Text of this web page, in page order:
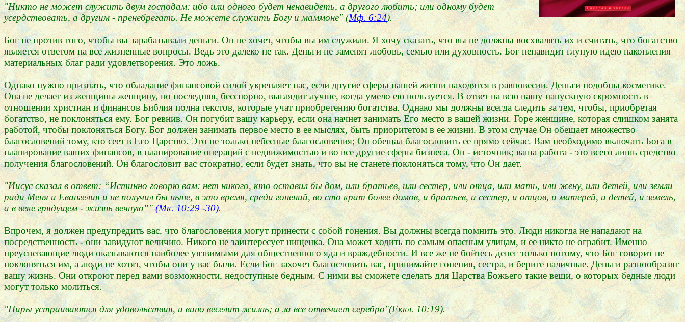
"Никто не может служить двум господам: ибо или одного будет ненавидеть, а другого любить; или одному будет
усердствовать, а другим - пренебрегать. Не можете служить Богу и маммоне" (Мф. 6:24).
Бог не против того, чтобы вы зарабатывали деньги. Он не хочет, чтобы вы им служили. Я хочу сказать, что вы не должны восхвалять их и считать, что богатство
является ответом на все жизненные вопросы. Ведь это далеко не так. Деньги не заменят любовь, семью или духовность. Бог ненавидит глупую идею накопления
материальных благ ради удовлетворения. Это ложь.
Однако нужно признать, что обладание финансовой силой укрепляет нас, если другие сферы нашей жизни находятся в равновесии. Деньги подобны косметике.
Она не делает из женщины женщину, но последняя, бесспорно, выглядит лучше, когда умело ею пользуется. В ответ на всю нашу напускную скромность в
отношении христиан и финансов Библия полна текстов, которые учат приобретению богатства. Однако мы должны всегда следить за тем, чтобы, приобретая
богатство, не поклоняться ему. Бог ревнив. Он погубит вашу карьеру, если она начнет занимать Его место в вашей жизни. Горе женщине, которая слишком занята
работой, чтобы поклоняться Богу. Бог должен занимать первое место в ее мыслях, быть приоритетом в ее жизни. В этом случае Он обещает множество
благословений тому, кто сеет в Его Царство. Это не только небесные благословения; Он обещал благословить ее прямо сейчас. Вам необходимо включать Бога в
планирование ваших финансов, в планирование операций с недвижимостью и во все другие сферы бизнеса. Он - источник; ваша работа - это всего лишь средство
получения благословений. Он благословит вас стократно, если будет знать, что вы не станете поклоняться тому, что Он дает.
"Иисус сказал в ответ: “Истинно говорю вам: нет никого, кто оставил бы дом, или братьев, или сестер, или отца, или мать, или жену, или детей, или земли
ради Меня и Евангелия и не получил бы ныне, в это время, среди гонений, во сто крат более домов, и братьев, и сестер, и отцов, и матерей, и детей, и земель,
а в веке грядущем - жизнь вечную”"(Мк. 10:29 -30).
Впрочем, я должен предупредить вас, что благословения могут принести с собой гонения. Вы должны всегда помнить это. Люди никогда не нападают на
посредственность - они завидуют величию. Никого не заинтересует нищенка. Она может ходить по самым опасным улицам, и ее никто не ограбит. Именно
преуспевающие люди оказываются наиболее уязвимыми для общественного яда и враждебности. И все же не бойтесь денег только потому, что Бог говорит не
поклоняться им, а люди не хотят, чтобы они у вас были. Если Бог захочет благословить вас, принимайте гонения, сестра, и берите наличные. Деньги разнообразят
вашу жизнь. Они откроют перед вами возможности, недоступные бедным. С ними вы сможете сделать для Царства Божьего такие вещи, о которых бедные люди
могут только молиться.
"Пиры устраиваются для удовольствия, и вино веселит жизнь; а за все отвечает серебро"(Еккл. 10:19).